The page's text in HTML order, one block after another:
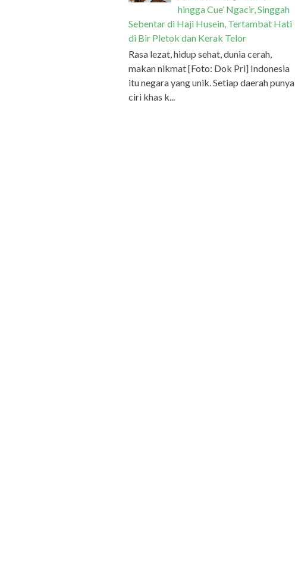
hingga Cue’ Ngacir, Singgah
Sebentar di Haji Husein, Tertambat Hati
di Bir Pletok dan Kerak Telor
Rasa lezat, hidup sehat, dunia cerah,
makan nikmat [Foto: Dok Pri] Indonesia
itu negara yang unik. Setiap daerah punya
ciri khas k...